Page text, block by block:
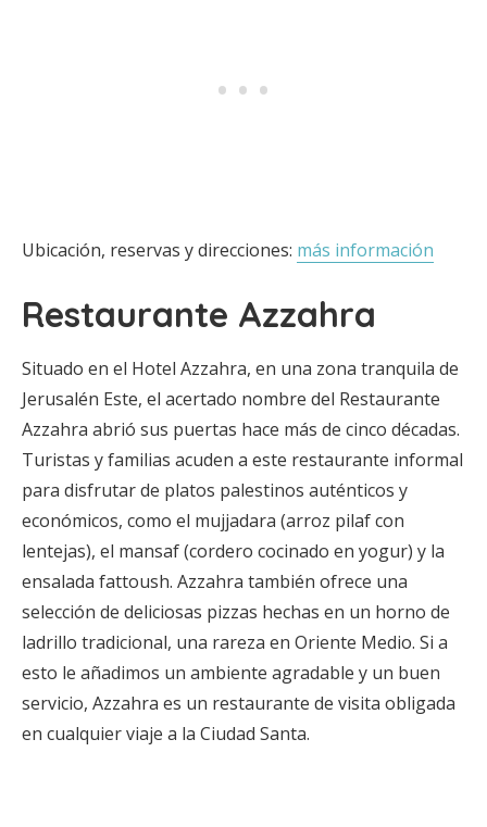
Ubicación, reservas y direcciones: más información
Restaurante Azzahra
Situado en el Hotel Azzahra, en una zona tranquila de
Jerusalén Este, el acertado nombre del Restaurante
Azzahra abrió sus puertas hace más de cinco décadas.
Turistas y familias acuden a este restaurante informal
para disfrutar de platos palestinos auténticos y
económicos, como el mujjadara (arroz pilaf con
lentejas), el mansaf (cordero cocinado en yogur) y la
ensalada fattoush. Azzahra también ofrece una
selección de deliciosas pizzas hechas en un horno de
ladrillo tradicional, una rareza en Oriente Medio. Si a
esto le añadimos un ambiente agradable y un buen
servicio, Azzahra es un restaurante de visita obligada
en cualquier viaje a la Ciudad Santa.